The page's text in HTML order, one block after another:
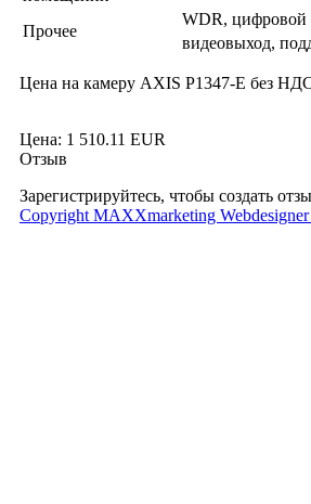
Прочее
WDR, цифровой
видеовыход,
Цена на камеру AXIS P1347-E без
Цена: 1 510.11 EUR
Отзыв
Зарегистрируйтесь, чтобы создать
Copyright MAXXmarketing